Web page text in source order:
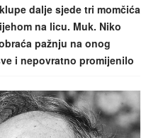
g
i
n
dalje sjede tri momčića
na licu. Muk. Niko
pažnju na onog
i nepovratno promijenilo